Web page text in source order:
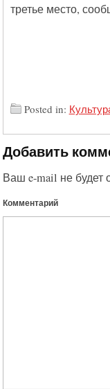
третье место,
Posted in:
Добавить
Ваш e-mail не будет
Комментарий